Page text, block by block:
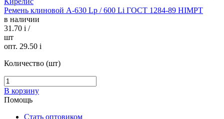
Ремень клиновой А-630 Lp / 600 Li ГОСТ 1284-89 HIMPT
в наличии
31.70 i /
шт
опт. 29.50 i
Количество (шт)
В корзину
Помощь
Стать оптовиком